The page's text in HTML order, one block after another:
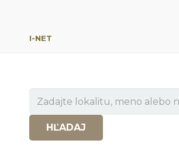
I-NET
Hľadať
HĽADAJ